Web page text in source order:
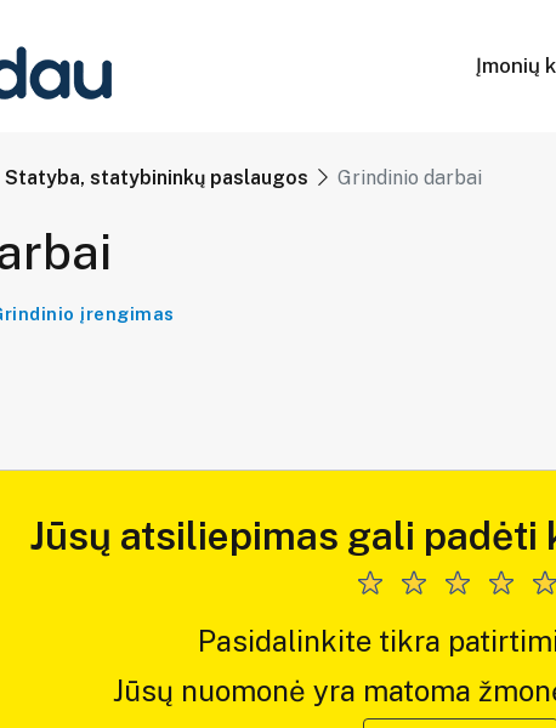
Įmonių
Statyba, statybininkų paslaugos Grindinio darbai
įrengimas
Jūsų atsiliepimas gali padėti
Pasidalinkite tikra
Jūsų nuomonė yra matoma